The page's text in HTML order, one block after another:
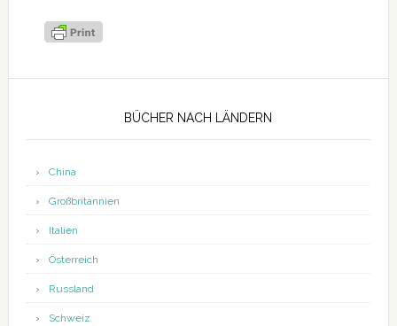
BÜCHER NACH LÄNDERN
China
Großbritannien
Italien
Österreich
Russland
Schweiz